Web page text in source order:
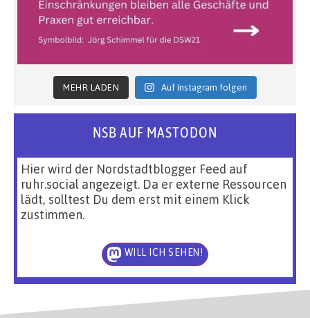
MEHR LADEN Auf Instagram folgen
NSB AUF MASTODON
Hier wird der Nordstadtblogger Feed auf
ruhr.social angezeigt. Da er externe Ressourcen
lädt, solltest Du dem erst mit einem Klick
zustimmen.
WILL ICH SEHEN!